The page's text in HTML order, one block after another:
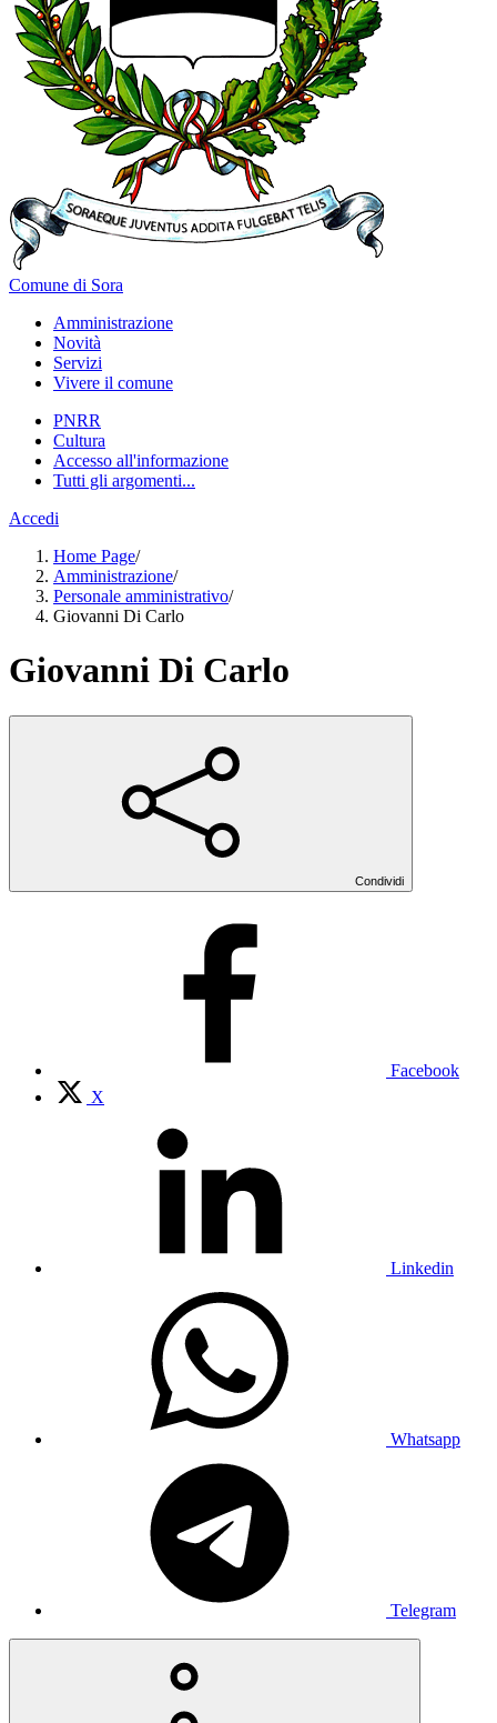
Comune di Sora
Amministrazione
Novità
Servizi
Vivere il comune
PNRR
Cultura
Accesso all'informazione
Tutti gli argomenti...
Accedi
Home Page/
Amministrazione/
Personale amministrativo/
Giovanni Di Carlo
Giovanni Di Carlo
Condividi
Facebook
X
Linkedin
Whatsapp
Telegram